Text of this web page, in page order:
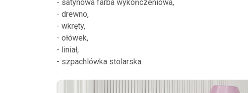
- satynowa farba wykończeniowa,
- drewno,
- wkręty,
- ołówek,
- liniał,
- szpachlówka stolarska.